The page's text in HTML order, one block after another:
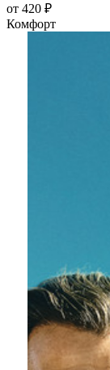
от 420 ₽
Комфорт